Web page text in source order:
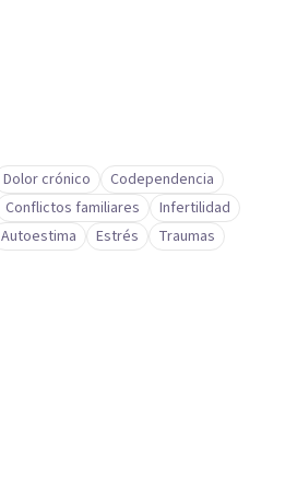
Dolor crónico
Codependencia
Conflictos familiares
Infertilidad
Autoestima Estrés Traumas